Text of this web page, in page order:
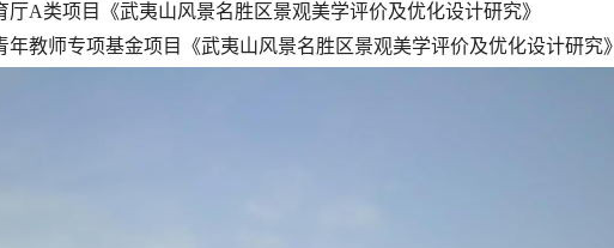
厅A类项目《武夷山风景名胜区景观美学评价及优化设计研究》
年教师专项基金项目《武夷山风景名胜区景观美学评价及优化设计研究》